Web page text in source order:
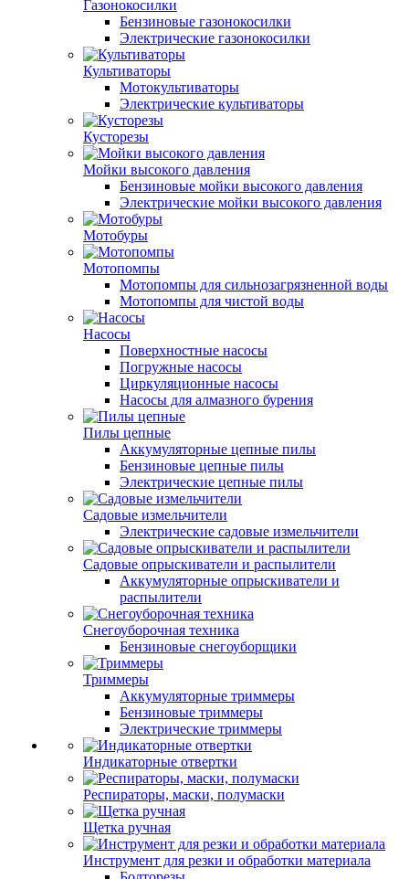
Газонокосилки
Бензиновые газонокосилки
Электрические газонокосилки
Культиваторы
Мотокультиваторы
Электрические культиваторы
Кусторезы
Мойки высокого давления
Бензиновые мойки высокого давления
Электрические мойки высокого давления
Мотобуры
Мотопомпы
Мотопомпы для сильнозагрязненной воды
Мотопомпы для чистой воды
Насосы
Поверхностные насосы
Погружные насосы
Циркуляционные насосы
Насосы для алмазного бурения
Пилы цепные
Аккумуляторные цепные пилы
Бензиновые цепные пилы
Электрические цепные пилы
Садовые измельчители
Электрические садовые измельчители
Садовые опрыскиватели и распылители
Аккумуляторные опрыскиватели и
распылители
Снегоуборочная техника
Бензиновые снегоуборщики
Триммеры
Аккумуляторные триммеры
Бензиновые триммеры
Электрические триммеры
Индикаторные отвертки
Респираторы, маски, полумаски
Щетка ручная
Инструмент для резки и обработки материала